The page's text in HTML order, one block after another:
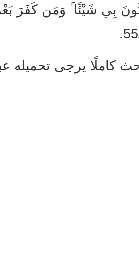
بِي شَيْئًا ۚ وَمَن كَفَرَ
كاملًا يرجى تحميله